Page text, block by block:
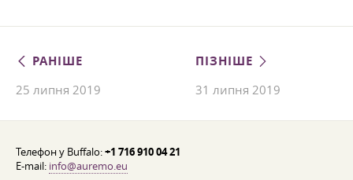
РАНІШЕ
25 липня 2019
ПІЗНІШЕ
31 липня 2019
Телефон у Buffalo:+1 716 910 04 21
E-mail: info@auremo.eu